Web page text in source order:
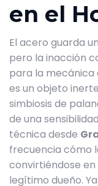
en el
El acero guarda
pero la inacción
para la mecánica
es un objeto
simbiosis de
de una
técnica desde
frecuencia cómo
convirtiéndose
legítimo dueño.